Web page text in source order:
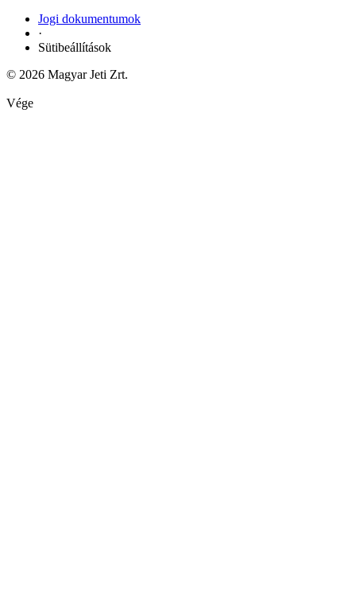
Jogi dokumentumok
·
Sütibeállítások
© 2026 Magyar Jeti Zrt.
Vége